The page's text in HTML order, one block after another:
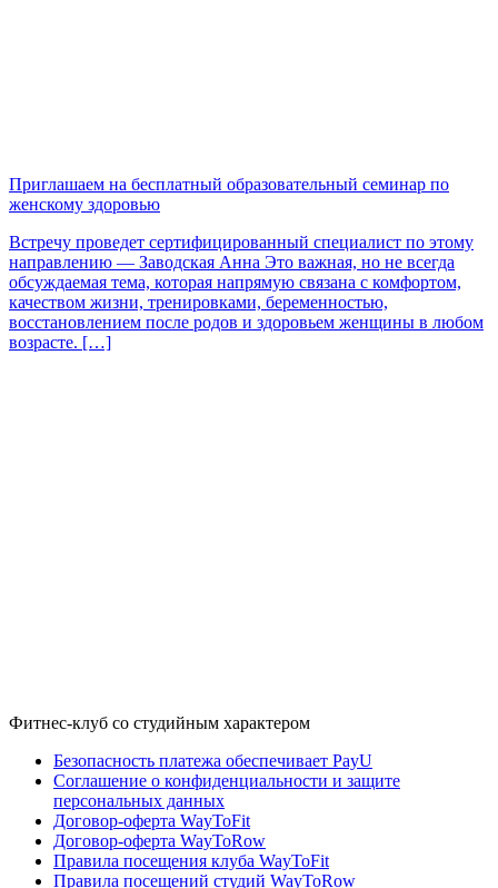
Приглашаем на бесплатный образовательный семинар по
женскому здоровью
Встречу проведет сертифицированный специалист по этому
направлению — Заводская Анна Это важная, но не всегда
обсуждаемая тема, которая напрямую связана с комфортом,
качеством жизни, тренировками, беременностью,
восстановлением после родов и здоровьем женщины в любом
возрасте. […]
Фитнес-клуб со студийным характером
Безопасность платежа обеспечивает PayU
Соглашение о конфиденциальности и защите
персональных данных
Договор-оферта WayToFit
Договор-оферта WayToRow
Правила посещения клуба WayToFit
Правила посещений студий WayToRow